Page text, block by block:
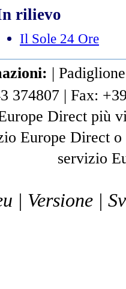
rilievo
Il Sole 24 Ore
|
374807 | Fax:
Direct più
Europe Direct
servizio
| Versione |